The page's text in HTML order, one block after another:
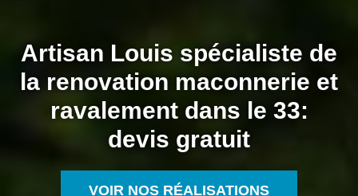
Artisan Louis spécialiste de
la renovation maconnerie et
ravalement dans le 33:
devis gratuit
VOIR NOS RÉALISATIONS